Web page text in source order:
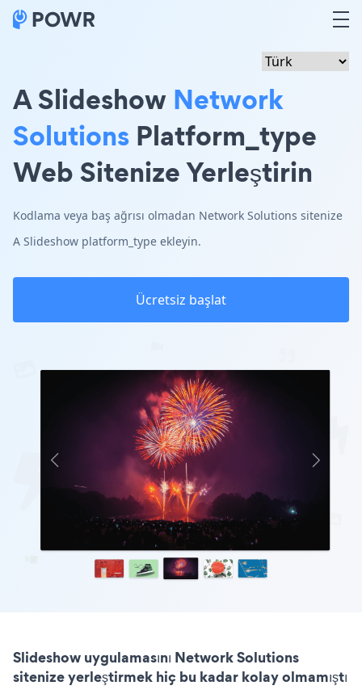
A Slideshow Network
Solutions Platform_type
Web Sitenize Yerleştirin
Kodlama veya baş ağrısı olmadan Network Solutions sitenize
A Slideshow platform_type ekleyin.
Ücretsiz başlat
Slideshow uygulamasını Network Solutions
sitenize yerleştirmek hiç bu kadar kolay olmamıştı